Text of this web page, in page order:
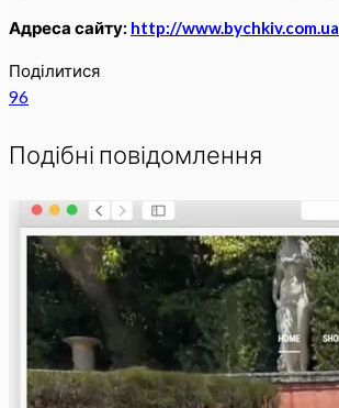
Адреса сайту: http://www.bychkiv.com.ua
Поділитися
96
Подібні повідомлення